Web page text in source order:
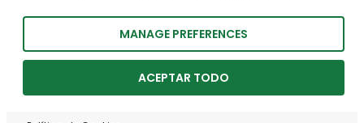
MANAGE PREFERENCES
ACEPTAR TODO